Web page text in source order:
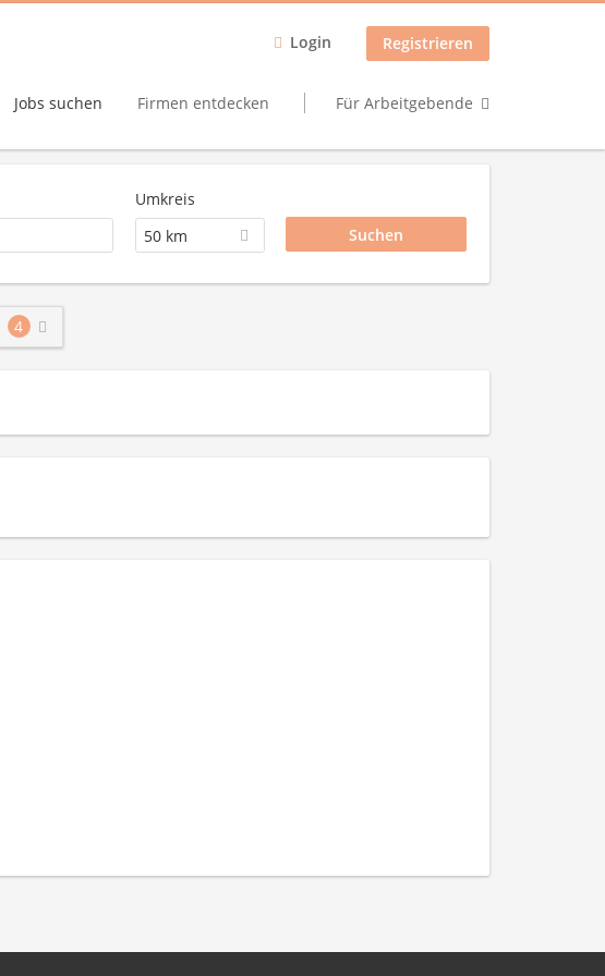
Login Registrieren
Jobs suchen Firmen entdecken Für Arbeitgebende
Umkreis
50 km
4